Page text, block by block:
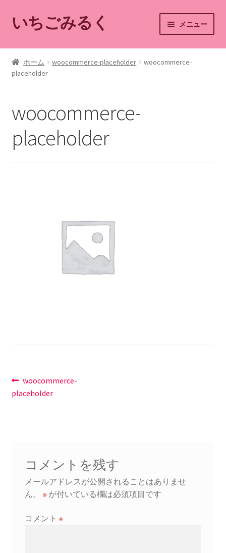
ナ
ビ
ー
シ
ス
ッ
コ
ン
ン
ツ
ッ
いちごみるく メニュー
ホーム
ショップ
マイアカウント
ホーム woocommerce-placeholder
woocommerce-
placeholder
woocommerce-
placeholder
投
稿
ゲ
ー
シ
ョ
前
の
woocommerce-
placeholder
コメントを残す
メールアドレスが公開されることはありませ
ん。
※が付いている欄は必須項目です
コメント ※